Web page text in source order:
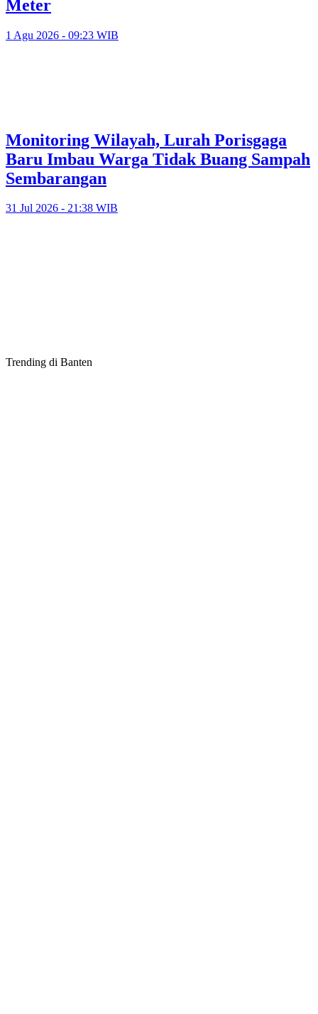
Meter
1 Agu 2026 - 09:23 WIB
Monitoring Wilayah, Lurah Porisgaga
Baru Imbau Warga Tidak Buang Sampah
Sembarangan
31 Jul 2026 - 21:38 WIB
Trending di Banten